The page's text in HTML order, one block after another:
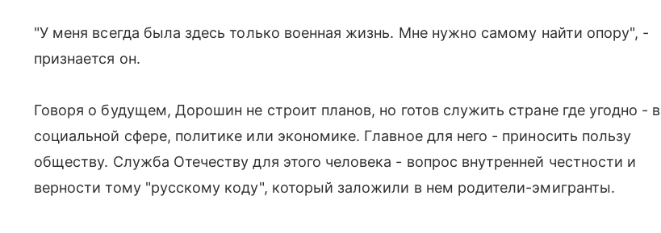
"У меня всегда была здесь только военная жизнь. Мне нужно самому найти опору", -
признается он.
Говоря о будущем, Дорошин не строит планов, но готов служить стране где угодно - в
социальной сфере, политике или экономике. Главное для него - приносить пользу
обществу. Служба Отечеству для этого человека - вопрос внутренней честности и
верности тому "русскому коду", который заложили в нем родители-эмигранты.